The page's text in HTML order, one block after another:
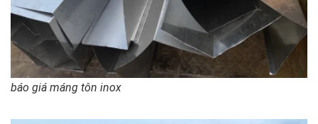
báo giá máng tôn inox